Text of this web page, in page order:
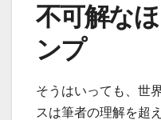
不可解な
ンプ
そうはいっても、世
スは筆者の理解を超